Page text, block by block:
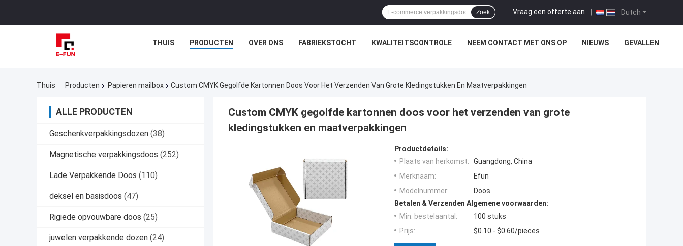
Dutch
Vraag een offerte aan |
Zoek
THUIS PRODUCTEN OVER ONS FABRIEKSTOCHT KWALITEITSCONTROLE NEEM CONTACT MET ONS OP NIEUWS GEVALLEN
Thuis Producten Papieren mailbox Custom CMYK Gegolfde Kartonnen Doos Voor Het Verzenden Van Grote Kledingstukken En Maatverpakkingen
ALLE PRODUCTEN
Geschenkverpakkingsdozen (38)
Magnetische verpakkingsdoos (252)
Lade Verpakkende Doos (110)
deksel en basisdoos (47)
Rigiede opvouwbare doos (25)
juwelen verpakkende dozen (24)
Custom CMYK gegolfde kartonnen doos voor het verzenden van grote
kledingstukken en maatverpakkingen
Productdetails:
Plaats van herkomst:
Guangdong, China
Merknaam:
Efun
Modelnummer:
Doos
Betalen & Verzenden Algemene voorwaarden:
Min. bestelaantal:
100 stuks
Prijs:
$0.10 - $0.60/pieces